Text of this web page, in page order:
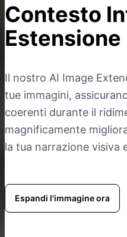
Contesto
Il nostro AI Image
tue immagini,
coerenti durante il
magnificamente
la tua narrazione visiva
Espandi l'immagine ora